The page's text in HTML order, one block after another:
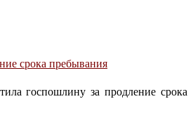
срока пребывания
госпошлину за продление срока